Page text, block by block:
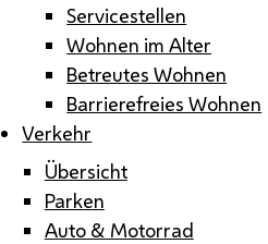
Servicestellen
Wohnen im Alter
Betreutes Wohnen
Barrierefreies Wohnen
Verkehr
Übersicht
Parken
Auto & Motorrad